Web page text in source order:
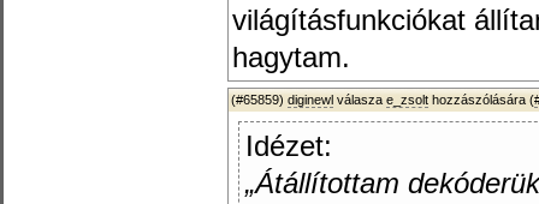
világításfunkciókat
hagytam.
(#65859) diginewl válasza e_zsolt hozzászólására (
Idézet:
„Átállítottam